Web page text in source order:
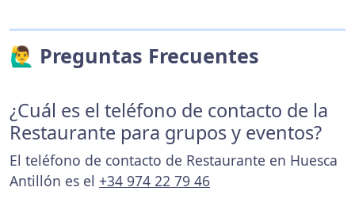
🙋‍♂️ Preguntas Frecuentes
¿Cuál es el teléfono de contacto de la
Restaurante para grupos y eventos?
El teléfono de contacto de Restaurante en Huesca
Antillón es el +34 974 22 79 46